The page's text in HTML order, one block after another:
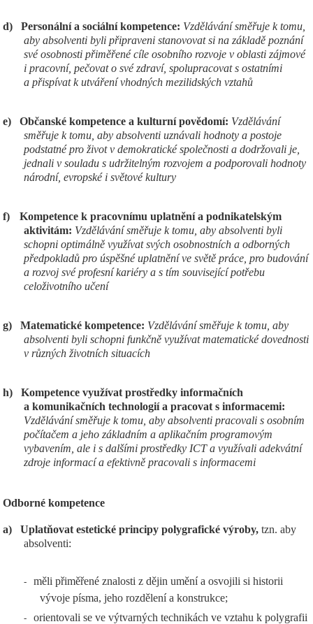
d) Personální a sociální kompetence: Vzdělávání směřuje k tomu,
aby absolventi byli připraveni stanovovat si na základě poznání
své osobnosti přiměřené cíle osobního rozvoje v oblasti zájmové
i pracovní, pečovat o své zdraví, spolupracovat s ostatními
a přispívat k utváření vhodných mezilidských vztahů
e) Občanské kompetence a kulturní povědomí: Vzdělávání
směřuje k tomu, aby absolventi uznávali hodnoty a postoje
podstatné pro život v demokratické společnosti a dodržovali je,
jednali v souladu s udržitelným rozvojem a podporovali hodnoty
národní, evropské i světové kultury
f)
Kompetence k pracovnímu uplatnění a podnikatelským
aktivitám: Vzdělávání směřuje k tomu, aby absolventi byli
schopni optimálně využívat svých osobnostních a odborných
předpokladů pro úspěšné uplatnění ve světě práce, pro budování
a rozvoj své profesní kariéry a s tím související potřebu
celoživotního učení
g) Matematické kompetence: Vzdělávání směřuje k tomu, aby
absolventi byli schopni funkčně využívat matematické dovednosti
v různých životních situacích
h)
Kompetence využívat prostředky informačních
a komunikačních technologií a pracovat s informacemi:
Vzdělávání směřuje k tomu, aby absolventi pracovali s osobním
počítačem a jeho základním a aplikačním programovým
vybavením, ale i s dalšími prostředky ICT a využívali adekvátní
zdroje informací a efektivně pracovali s informacemi
Odborné kompetence
a) Uplatňovat estetické principy polygrafické výroby, tzn. aby
absolventi:
-
měli přiměřené znalosti z dějin umění a osvojili si historii
vývoje písma, jeho rozdělení a konstrukce;
-
orientovali se ve výtvarných technikách ve vztahu k polygrafii